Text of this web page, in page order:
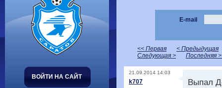
ВОЙТИ НА САЙТ
E-mail
<< Первая
< Предыдущая
Следующая >
Последняя
21.09.2014 14:03
k707
Выпал